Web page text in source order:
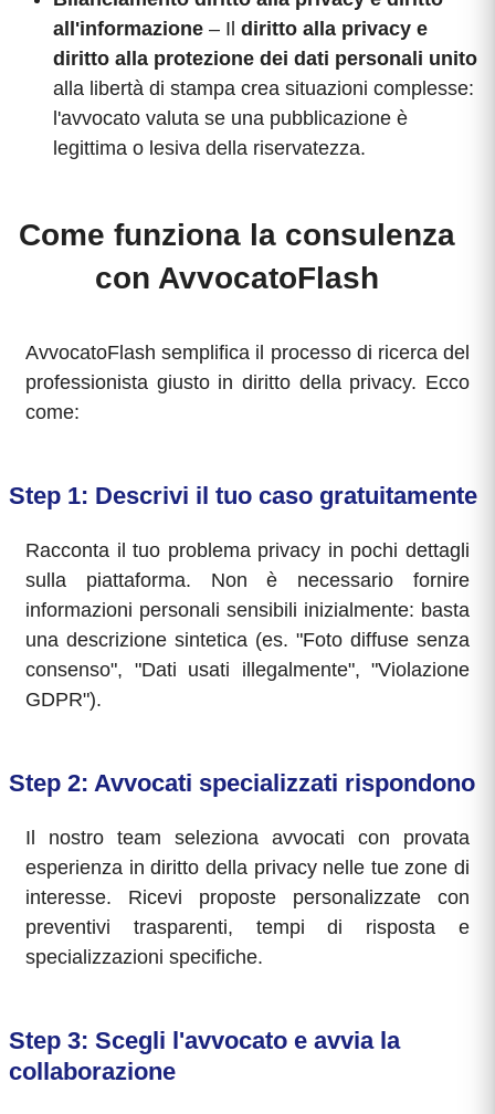
all'informazione – Il diritto alla privacy e
diritto alla protezione dei dati personali unito
alla libertà di stampa crea situazioni complesse:
l'avvocato valuta se una pubblicazione è
legittima o lesiva della riservatezza.
Come funziona la consulenza
con AvvocatoFlash
AvvocatoFlash semplifica il processo di ricerca del
professionista giusto in diritto della privacy. Ecco
come:
Step 1: Descrivi il tuo caso gratuitamente
Racconta il tuo problema privacy in pochi dettagli
sulla piattaforma. Non è necessario fornire
informazioni personali sensibili inizialmente: basta
una descrizione sintetica (es. "Foto diffuse senza
consenso", "Dati usati illegalmente", "Violazione
GDPR").
Step 2: Avvocati specializzati rispondono
Il nostro team seleziona avvocati con provata
esperienza in diritto della privacy nelle tue zone di
interesse. Ricevi proposte personalizzate con
preventivi trasparenti, tempi di risposta e
specializzazioni specifiche.
Step 3: Scegli l'avvocato e avvia la
collaborazione